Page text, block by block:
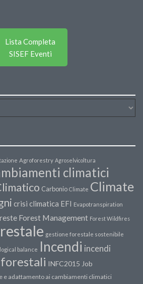
Lista Completa
SISEF Eventi
Agroforestry Agroselvicoltura
climatici
Carbonio Climate Climate
crisi climatica EFI Evapotranspiration
Forest Management Forest Wildfires
gestione forestale sostenibile
balance Incendi incendi
INFC2015 Job
e adattamento ai cambiamenti climatici